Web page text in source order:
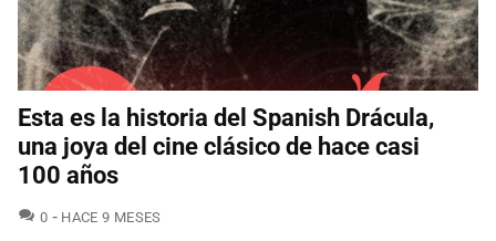
Esta es la historia del Spanish Drácula,
una joya del cine clásico de hace casi
100 años
0 COMENTARIOS
HACE 9 MESES